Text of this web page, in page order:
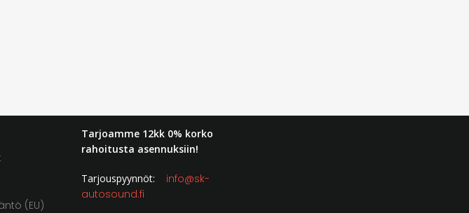
(EU)
Tarjoamme 12kk 0% korko
rahoitusta asennuksiin!
Tarjouspyynnöt: info@sk-
autosound.fi